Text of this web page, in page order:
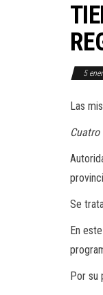
5
Las
Se
En
Por su